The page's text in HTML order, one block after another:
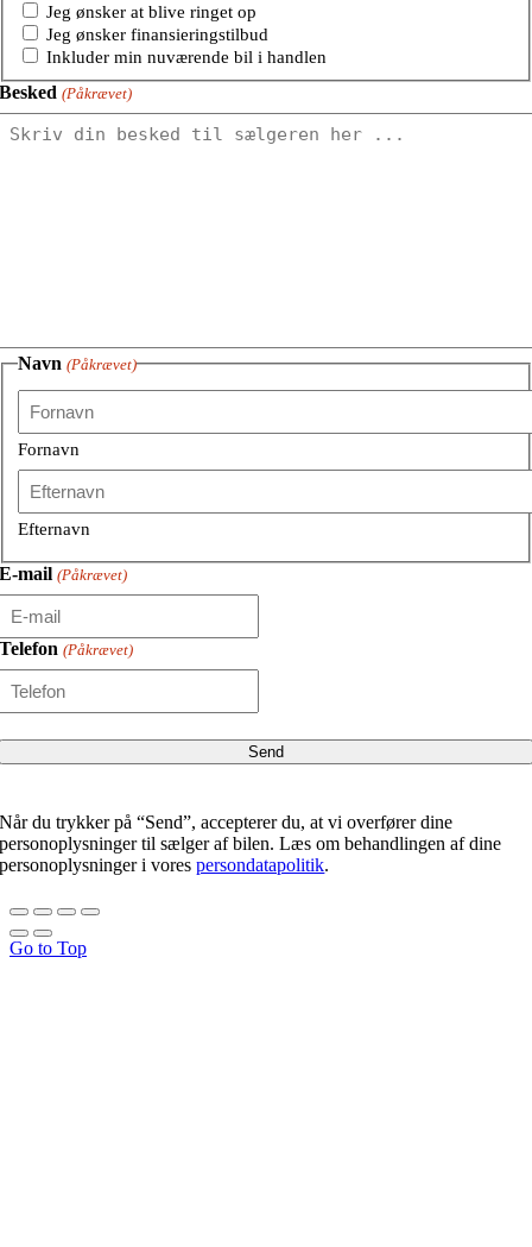
Jeg ønsker at blive ringet op
Jeg ønsker finansieringstilbud
Inkluder min nuværende bil i handlen
Besked (Påkrævet)
Navn (Påkrævet)
Fornavn
Efternavn
E-mail (Påkrævet)
Telefon (Påkrævet)
Når du trykker på “Send”, accepterer du, at vi overfører dine
personoplysninger til sælger af bilen. Læs om behandlingen af dine
personoplysninger i vorespersondatapolitik.
Go to Top